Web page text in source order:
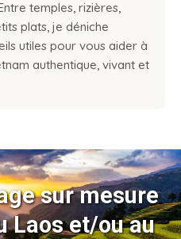
temples, rizières,
plats, je déniche
utiles pour vous aider à
authentique, vivant et
sur mesure
Laos et/ou au